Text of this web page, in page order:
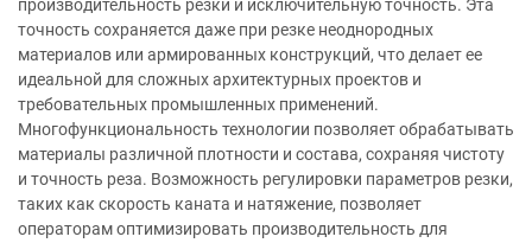
производительность резки и исключительную точность. Эта
точность сохраняется даже при резке неоднородных
материалов или армированных конструкций, что делает ее
идеальной для сложных архитектурных проектов и
требовательных промышленных применений.
Многофункциональность технологии позволяет обрабатывать
материалы различной плотности и состава, сохраняя чистоту
и точность реза. Возможность регулировки параметров резки,
таких как скорость каната и натяжение, позволяет
операторам оптимизировать производительность для